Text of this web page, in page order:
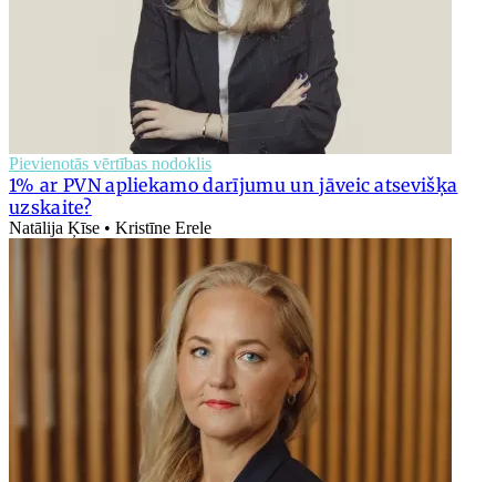
Pievienotās vērtības nodoklis
1% ar PVN apliekamo darījumu un jāveic atsevišķa
uzskaite?
Natālija Ķīse • Kristīne Erele